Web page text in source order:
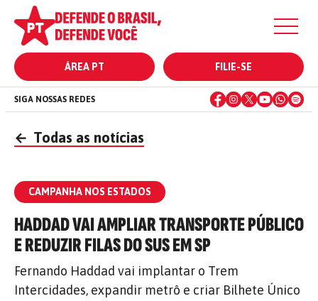
ÁREA PT FILIE-SE
SIGA NOSSAS REDES
← Todas as notícias
CAMPANHA NOS ESTADOS
HADDAD VAI AMPLIAR TRANSPORTE PÚBLICO
E REDUZIR FILAS DO SUS EM SP
Fernando Haddad vai implantar o Trem
Intercidades, expandir metrô e criar Bilhete Único